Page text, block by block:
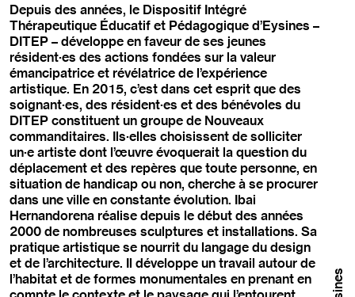
Depuis des années, le Dispositif Intégré
Thérapeutique Éducatif et Pédagogique d’Eysines –
DITEP – développe en faveur de ses jeunes
résident·es des actions fondées sur la valeur
émancipatrice et révélatrice de l’expérience
artistique. En 2015, c’est dans cet esprit que des
soignant·es, des résident·es et des bénévoles du
DITEP constituent un groupe de Nouveaux
commanditaires. Ils·elles choisissent de solliciter
un·e artiste dont l’œuvre évoquerait la question du
déplacement et des repères que toute personne, en
situation de handicap ou non, cherche à se procurer
dans une ville en constante évolution. Ibai
Hernandorena réalise depuis le début des années
2000 de nombreuses sculptures et installations. Sa
pratique artistique se nourrit du langage du design
et de l’architecture. Il développe un travail autour de
l’habitat et de formes monumentales en prenant en